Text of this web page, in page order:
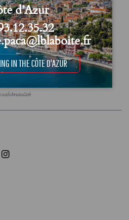
Notre engagement RSE
d’Azur
IN THE CÔTE D'AZUR